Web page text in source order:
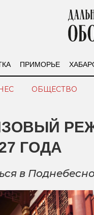
ПРИМОРЬЕ
ОБЩЕСТВО
ГОДА
в